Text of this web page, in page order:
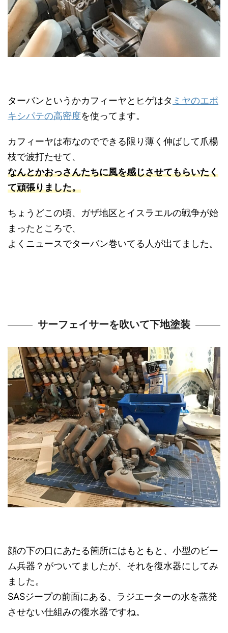
ターバンというかカフィーヤとヒゲはタ ミヤのエポ
キシパテの高密度を使ってます。
カフィーヤは布なのでできる限り薄く伸ばして爪楊
枝で波打たせて、
なんとかおっさんたちに風を感じさせてもらいたく
て頑張りました。
ちょうどこの頃、ガザ地区とイスラエルの戦争が始
まったところで、
よくニュースでターバン巻いてる人が出てました。
サーフェイサーを吹いて下地塗装
顔の下の口にあたる箇所にはもともと、小型のビー
ム兵器？がついてましたが、それを復水器にしてみ
ました。
SASジープの前面にある、ラジエーターの水を蒸発
させない仕組みの復水器ですね。